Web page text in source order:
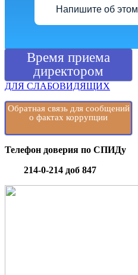
Напишите об этом
Время приема
директором
ДЛЯ СЛАБОВИДЯЩИХ
Обратная связь для сообщений
о фактах коррупции
Телефон доверия по СПИДу
214-0-214 доб 847